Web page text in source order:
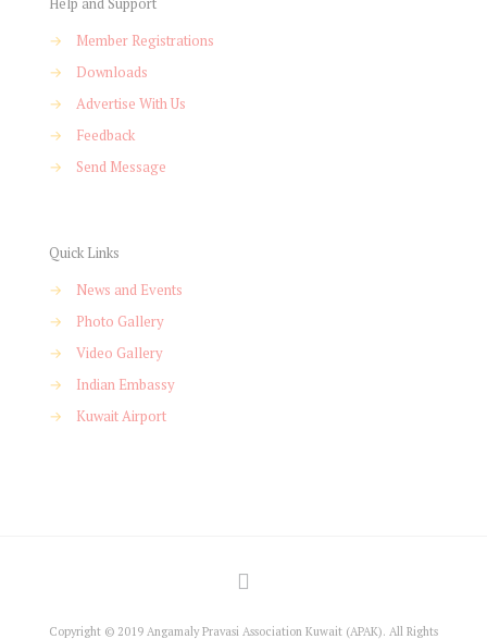
→
Member Registrations
→
Downloads
→
Advertise With Us
→
Feedback
→
Send Message
Quick Links
→
News and Events
→
Photo Gallery
→
Video Gallery
→
Indian Embassy
→
Kuwait Airport
Copyright © 2019 Angamaly Pravasi Association Kuwait (APAK). All Rights